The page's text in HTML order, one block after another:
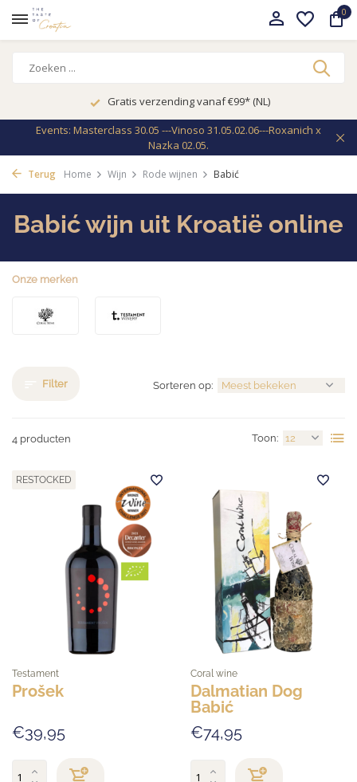
0
Gratis verzending vanaf €99* (NL)
Events: Masterclass 30.05 ---Vinoso 31.05.02.06---Roxanich x
Nazka 02.05.
Terug Home Wijn Rode wijnen Babić
Babić wijn uit Kroatië online
Onze merken
Filter
4 producten Toon:
Sorteren op:
RESTOCKED
Testament
Prošek
€39,95
Coral wine
Dalmatian Dog
Babić
€74,95